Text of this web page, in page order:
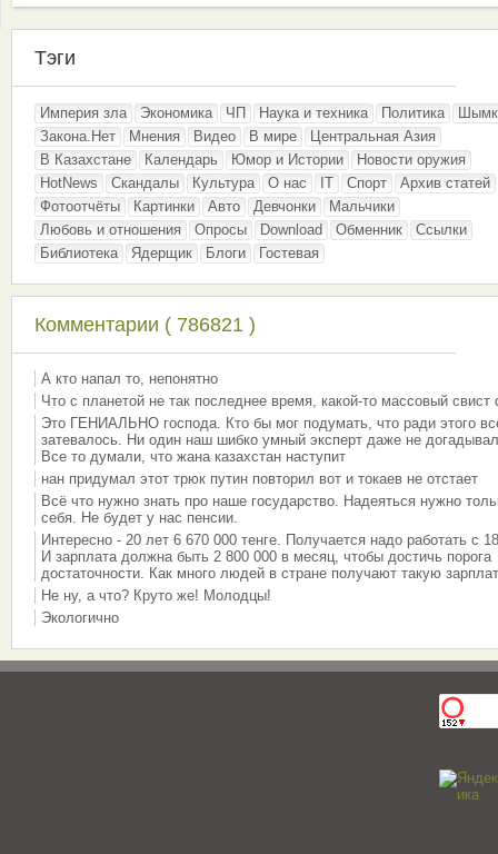
Тэги
Империя зла Экономика ЧП Наука и техника Политика
Закона.Нет
Мнения Видео В мире
Центральная Азия
В Казахстане
Календарь Юмор и Истории
Новости оружия
HotNews
Скандалы Культура О нас IT Спорт
Архив статей
Фотоотчёты
Картинки Авто Девчонки
Мальчики
Любовь и отношения
Опросы Download Обменник
Ссылки
Библиотека
Ядерщик Блоги Гостевая
Комментарии ( 786821 )
А кто напал то, непонятно
Что с планетой не так последнее время, какой-то массовый свист
Это ГЕНИАЛЬНО господа. Кто бы мог подумать, что ради этого
затевалось. Ни один наш шибко умный эксперт даже не
Все то думали, что жана казахстан наступит
нан придумал этот трюк путин повторил вот и токаев не отстает
Всё что нужно знать про наше государство. Надеяться нужно
себя. Не будет у нас пенсии.
Интересно - 20 лет 6 670 000 тенге. Получается надо работать с
И зарплата должна быть 2 800 000 в месяц, чтобы достичь порога
достаточности. Как много людей в стране получают такую
Не ну, а что? Круто же! Молодцы!
Экологично